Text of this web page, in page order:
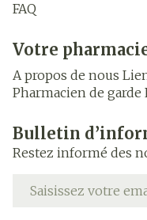
FAQ
Votre
A propos de nous
Pharmacien de garde
Bulletin
Restez informé des
Adresse mail